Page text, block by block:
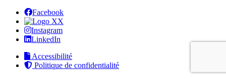
Facebook
X
Instagram
LinkedIn
Accessibilité
Politique de confidentialité